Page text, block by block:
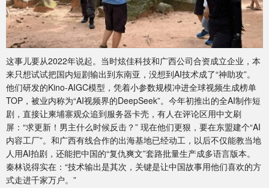
这事儿要从2022年说起。当时炫佳科技和广西公司合资成立企业，本
来只想试试把国内短剧输出到东南亚，没想到AI技术成了“神助攻”。
他们研发的Kino-AIGC模型，凭着小参数规模冲进全球视频生成榜单
TOP，被业内称为“AI视频界的DeepSeek”。今年初推出的全AI制作短
剧，直接让柬埔寨观众追到服务器卡壳，有人在评论区用中文刷
屏：“求更新！男主什么时候反击？” 现在他们更狠，要在东盟建个“AI
内容工厂”。和广西有线合作的出海基地已经动工，以后不仅能教当地
人用AI拍剧，还能把中国的“复仇爽文”套路批量生产成多语言版本。
秦林说得实在：“技术输出是其次，关键是让中国故事用他们喜欢的方
式走进千家万户。”